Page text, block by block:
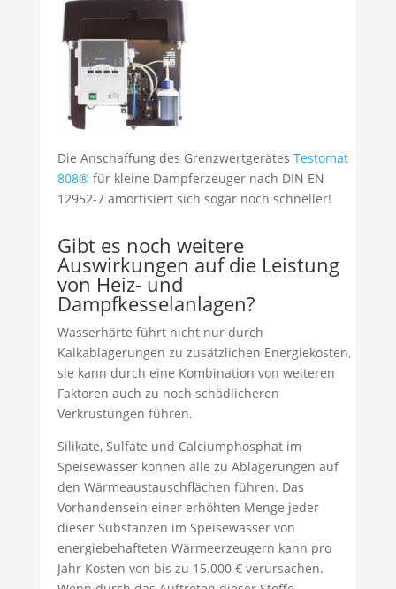
Die Anschaffung des Grenzwertgerätes Testomat
808® für kleine Dampferzeuger nach DIN EN
12952-7 amortisiert sich sogar noch schneller!
Gibt es noch weitere
Auswirkungen auf die Leistung
von Heiz- und
Dampfkesselanlagen?
Wasserhärte führt nicht nur durch
Kalkablagerungen zu zusätzlichen Energiekosten,
sie kann durch eine Kombination von weiteren
Faktoren auch zu noch schädlicheren
Verkrustungen führen.
Silikate, Sulfate und Calciumphosphat im
Speisewasser können alle zu Ablagerungen auf
den Wärmeaustauschflächen führen. Das
Vorhandensein einer erhöhten Menge jeder
dieser Substanzen im Speisewasser von
energiebehafteten Wärmeerzeugern kann pro
Jahr Kosten von bis zu 15.000 € verursachen.